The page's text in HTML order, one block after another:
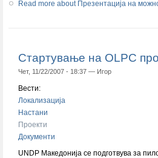
Read more about Презентација на
Стартување на OLPC
Чет, 11/22/2007 - 18:37 — Игор
Вести:
Локализација
Настани
Проекти
Документи
UNDP Македонија се подготвува за